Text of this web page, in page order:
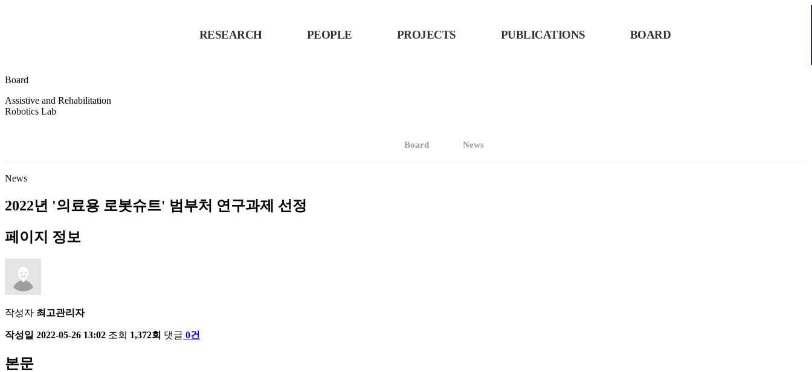
RESEARCH PEOPLE PROJECTS PUBLICATIONS BOARD
Board
Assistive and Rehabilitation
Robotics Lab
Board News
News
2022년 '의료용 로봇슈트' 범부처 연구과제 선정
페이지 정보
작성자 최고관리자
작성일 2022-05-26 13:02 조회 1,372회 댓글 0건
본문